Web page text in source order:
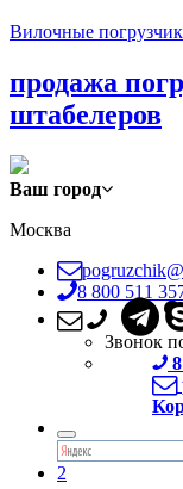
Вилочные
продажа
штабелеров
Ваш город
Москва
8 800 511
Звонок
2